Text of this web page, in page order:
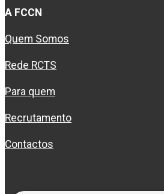
A FCCN
Quem Somos
Rede RCTS
Para quem
Recrutamento
Contactos